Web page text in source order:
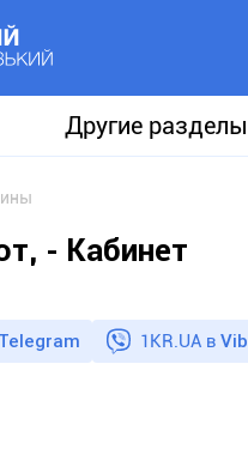
Другие разделы
- Кабинет
Telegram 1KR.UA в